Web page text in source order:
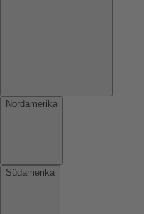
Nordamerika
Südamerika